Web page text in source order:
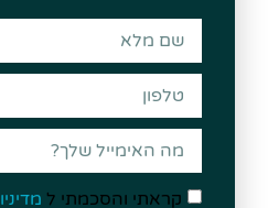
קראתי והסכמתי ל